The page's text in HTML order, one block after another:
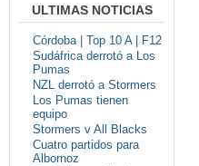
ULTIMAS NOTICIAS
Córdoba | Top 10 A | F12
Sudáfrica derrotó a Los
Pumas
NZL derrotó a Stormers
Los Pumas tienen
equipo
Stormers v All Blacks
Cuatro partidos para
Albornoz